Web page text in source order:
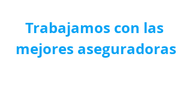
Trabajamos con las
mejores aseguradoras